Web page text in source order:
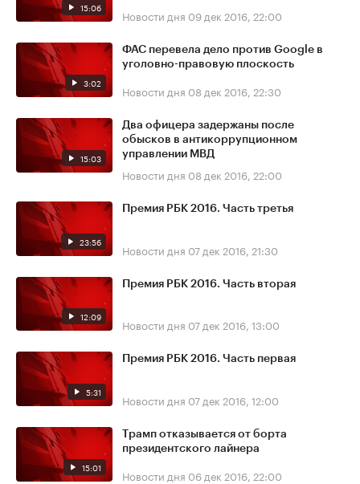
15:06 Новости дня 09 дек 2016, 22:00
3:02
ФАС перевела дело против Google в
уголовно-правовую плоскость
Новости дня 08 дек 2016, 22:30
15:03
Два офицера задержаны после
обысков в антикоррупционном
управлении МВД
Новости дня 08 дек 2016, 22:00
23:56
Премия РБК 2016. Часть третья
Новости дня 07 дек 2016, 21:30
12:09
Премия РБК 2016. Часть вторая
Новости дня 07 дек 2016, 13:00
5:31
Премия РБК 2016. Часть первая
Новости дня 07 дек 2016, 12:00
15:01
Трамп отказывается от борта
президентского лайнера
Новости дня 06 дек 2016, 22:00